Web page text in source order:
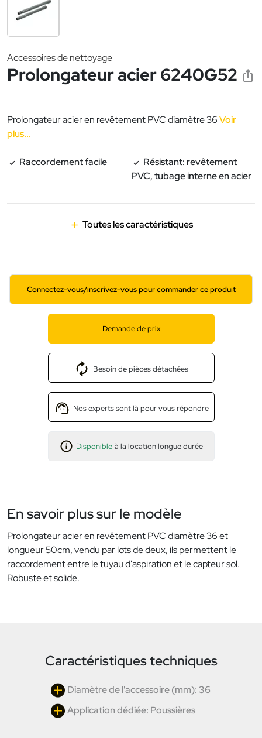
Accessoires de nettoyage
Prolongateur acier 6240G52
Prolongateur acier en revêtement PVC diamètre 36Voir
plus...
Raccordement facile
Résistant: revêtement
PVC, tubage interne en acier
Toutes les caractéristiques
Connectez-vous/inscrivez-vous pour commander ce produit
Demande de prix
Besoin de pièces détachées
Nos experts sont là pour vous répondre
Disponible à la location longue durée
En savoir plus sur le modèle
Prolongateur acier en revêtement PVC diamètre 36 et
longueur 50cm, vendu par lots de deux, ils permettent le
raccordement entre le tuyau d'aspiration et le capteur sol.
Robuste et solide.
Caractéristiques techniques
Diamètre de l'accessoire (mm): 36
Application dédiée: Poussières